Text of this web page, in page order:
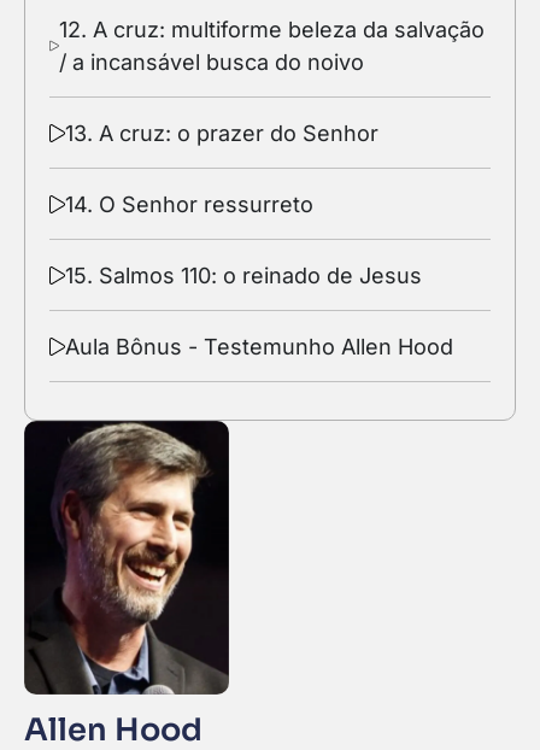
12. A cruz: multiforme beleza da salvação
/ a incansável busca do noivo
13. A cruz: o prazer do Senhor
14. O Senhor ressurreto
15. Salmos 110: o reinado de Jesus
Aula Bônus - Testemunho Allen Hood
Allen Hood